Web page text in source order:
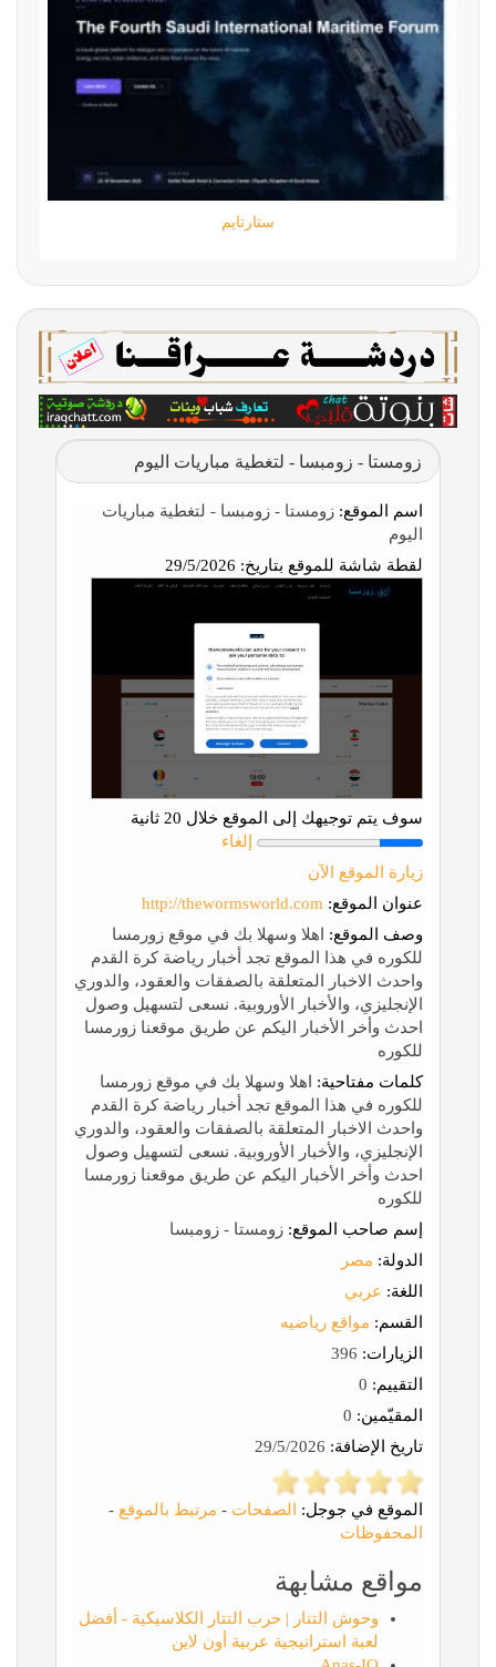
ستارتايم
زومستا - زومبسا - لتغطية مباريات اليوم
اسم الموقع: زومستا - زومبسا - لتغطية مباريات
اليوم
لقطة شاشة للموقع بتاريخ:
سوف يتم توجيهك إلى الموقع خلال 20 ثانية
إلغاء
زيارة الموقع الآن
عنوان الموقع: http://thewormsworld.com
وصف الموقع: اهلا وسهلا بك في موقع زورمسا
للكوره في هذا الموقع تجد أخبار رياضة كرة القدم
واحدث الاخبار المتعلقة بالصفقات والعقود، والدوري
الإنجليزي، والأخبار الأوروبية. نسعى لتسهيل وصول
احدث وأخر الأخبار اليكم عن طريق موقعنا زورمسا
للكوره
كلمات مفتاحية: اهلا وسهلا بك في موقع زورمسا
للكوره في هذا الموقع تجد أخبار رياضة كرة القدم
واحدث الاخبار المتعلقة بالصفقات والعقود، والدوري
الإنجليزي، والأخبار الأوروبية. نسعى لتسهيل وصول
احدث وأخر الأخبار اليكم عن طريق موقعنا زورمسا
للكوره
إسم صاحب الموقع: زومستا - زومبسا
الدولة: مصر
اللغة: عربي
القسم: مواقع رياضيه
الزيارات:
التقييم:
المقيّمين:
تاريخ الإضافة:
الموقع في جوجل: الصفحات - مرتبط بالموقع -
المحفوظات
مواقع مشابهة
وحوش التتار | حرب التتار الكلاسيكية - أفضل
لعبة استراتيجية عربية أون لاين